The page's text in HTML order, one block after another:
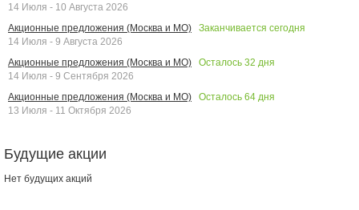
14 Июля - 10 Августа 2026
Акционные предложения (Москва и МО)
Заканчивается сегодня
14 Июля - 9 Августа 2026
Акционные предложения (Москва и МО)
Осталось 32 дня
14 Июля - 9 Сентября 2026
Акционные предложения (Москва и МО)
Осталось 64 дня
13 Июля - 11 Октября 2026
Будущие акции
Нет будущих акций